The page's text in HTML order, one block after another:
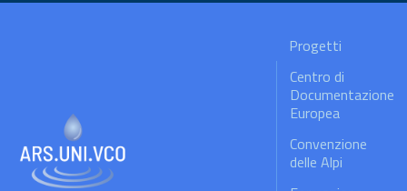
Progetti
Centro di
Documentazione
Europea
Convenzione
delle Alpi